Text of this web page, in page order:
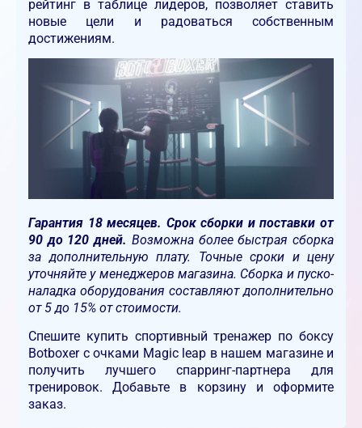
рейтинг в таблице лидеров, позволяет ставить
новые цели и радоваться собственным
достижениям.
Гарантия 18 месяцев. Срок сборки и поставки от
90 до 120 дней. Возможна более быстрая сборка
за дополнительную плату. Точные сроки и цену
уточняйте у менеджеров магазина. Сборка и пуско-
наладка оборудования составляют дополнительно
от 5 до 15% от стоимости.
Спешите купить спортивный тренажер по боксу
Botboxer с очками Magic leap в нашем магазине и
получить лучшего спарринг-партнера для
тренировок. Добавьте в корзину и оформите
заказ.